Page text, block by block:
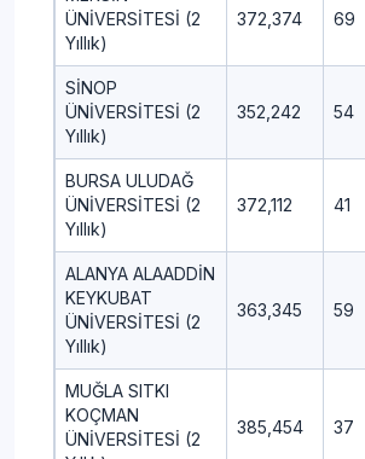
ÜNİVERSİTESİ (2
Yıllık)
372,374 69
SİNOP
ÜNİVERSİTESİ (2
Yıllık)
352,242 54
BURSA ULUDAĞ
ÜNİVERSİTESİ (2
Yıllık)
372,112 41
ALANYA ALAADDİN
KEYKUBAT
ÜNİVERSİTESİ (2
Yıllık)
363,345 59
MUĞLA SITKI
KOÇMAN
ÜNİVERSİTESİ (2
385,454 37